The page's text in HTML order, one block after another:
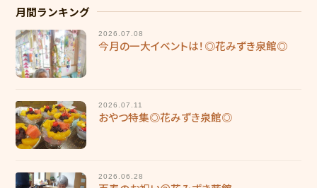
月間ランキング
2026.07.08
今月の一大イベントは！◎花みずき泉館◎
2026.07.11
おやつ特集◎花みずき泉館◎
2026.06.28